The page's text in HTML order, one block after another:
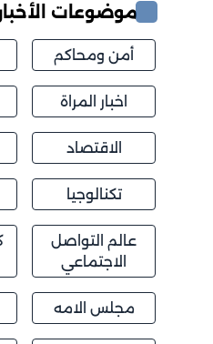
موضوعات الأخبار
أمن ومحاكم
اخبار المراة
الاقتصاد
تكنالوجيا
عالم التواصل
الاجتماعي
مجلس الامه